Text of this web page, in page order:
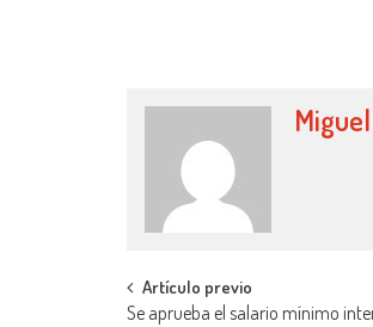
Artículo previo
Se aprueba el salario mínimo